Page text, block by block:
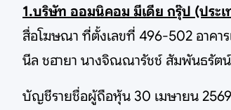
1.บริษัท ออมนิคอม มีเดีย กรุ๊ป (ประเ
สื่อโฆษณา ที่ตั้งเลขที่ 496-502 อาคา
นีล ชฮายา นางจิณณารัชช์ สัมพันธรัตน์
บัญชีรายชื่อผู้ถือหุ้น 30 เมษายน